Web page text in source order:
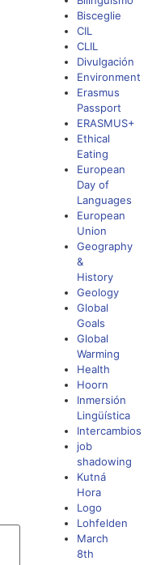
Bisceglie
CIL
CLIL
Divulgación
Environment
Erasmus
Passport
ERASMUS+
Ethical
Eating
European
Day of
Languages
European
Union
Geography
&
History
Geology
Global
Goals
Global
Warming
Health
Hoorn
Inmersión
Lingüística
Intercambios
job
shadowing
Kutná
Hora
Logo
Lohfelden
March
8th